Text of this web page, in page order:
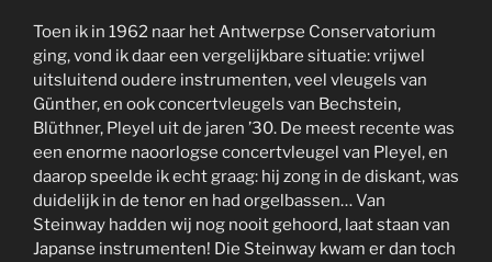
Toen ik in 1962 naar het Antwerpse Conservatorium
ging, vond ik daar een vergelijkbare situatie: vrijwel
uitsluitend oudere instrumenten, veel vleugels van
Günther, en ook concertvleugels van Bechstein,
Blüthner, Pleyel uit de jaren ’30. De meest recente was
een enorme naoorlogse concertvleugel van Pleyel, en
daarop speelde ik echt graag: hij zong in de diskant, was
duidelijk in de tenor en had orgelbassen… Van
Steinway hadden wij nog nooit gehoord, laat staan van
Japanse instrumenten! Die Steinway kwam er dan toch